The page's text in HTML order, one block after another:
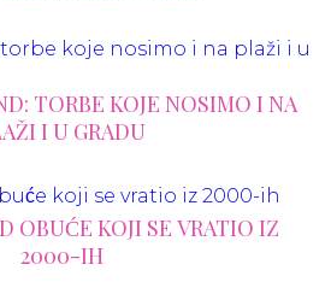
TORBE KOJE NOSIMO I NA
I U GRADU
OBUĆE KOJI SE VRATIO IZ
2000-IH